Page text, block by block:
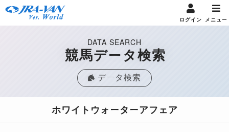
ログイン メニュー
DATA SEARCH
競馬データ検索
データ検索
ホワイトウォーターアフェア